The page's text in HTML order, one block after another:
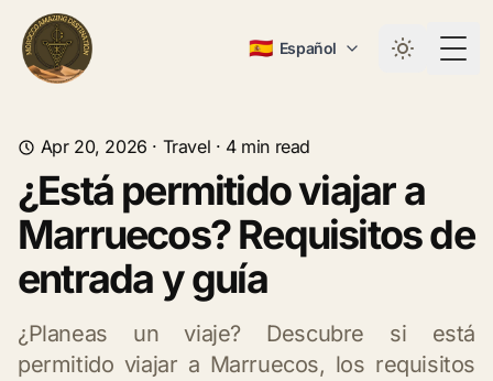
🇪🇸 Español
Apr 20, 2026 · Travel · 4min read
¿Está permitido viajar a
Marruecos? Requisitos de
entrada y guía
¿Planeas un viaje? Descubre si está
permitido viajar a Marruecos, los requisitos